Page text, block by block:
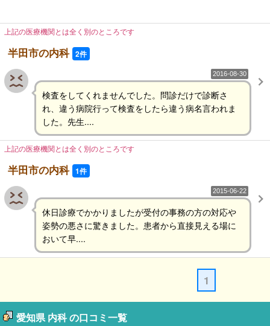
上記の医療機関とは全く別のところです
半田市の内科 2件
2016-08-30
検査をしてくれませんでした。問診だけで診断さ
れ、違う病院行って検査をしたら違う病名言われま
した。先生....
上記の医療機関とは全く別のところです
半田市の内科 1件
2015-06-22
休日診療でかかりましたが受付の事務の方の対応や
姿勢の悪さに驚きました。患者から直接見える場に
おいて早....
1
愛知県 内科 の口コミ一覧